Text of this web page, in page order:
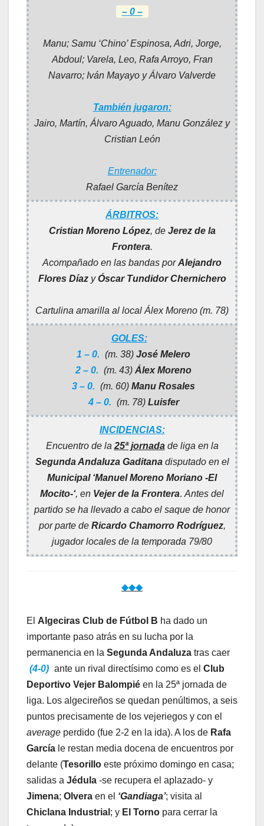
– 0 –
Manu; Samu ‘Chino’ Espinosa, Adri, Jorge,
Abdoul; Varela, Leo, Rafa Arroyo, Fran
Navarro; Iván Mayayo y Álvaro Valverde
También jugaron:
Jairo, Martín, Álvaro Aguado, Manu González y
Cristian León
Entrenador:
Rafael García Benítez
ÁRBITROS:
Cristian Moreno López, de Jerez de la
Frontera.
Acompañado en las bandas porAlejandro
Flores DíazyÓscar Tundidor Chernichero
Cartulina amarilla al local Álex Moreno (m. 78)
GOLES:
1 – 0. (m. 38) José Melero
2 – 0. (m. 43) Álex Moreno
3 – 0. (m. 60) Manu Rosales
4 – 0. (m. 78) Luisfer
INCIDENCIAS:
Encuentro de la 25ª jornadade liga en la
Segunda Andaluza Gaditanadisputado en el
Municipal ‘Manuel Moreno Moriano -El
Mocito-‘, en Vejer de la Frontera. Antes del
partido se ha llevado a cabo el saque de honor
por parte de Ricardo Chamorro Rodríguez,
jugador locales de la temporada 79/80
◆◆◆
El Algeciras Club de Fútbol B ha dado un
importante paso atrás en su lucha por la
permanencia en la Segunda Andaluza tras caer
(4-0) ante un rival directísimo como es el Club
Deportivo Vejer Balompié en la 25ª jornada de
liga. Los algecireños se quedan penúltimos, a seis
puntos precisamente de los vejeriegos y con el
average perdido (fue 2-2 en la ida). A los de Rafa
García le restan media docena de encuentros por
delante (Tesorillo este próximo domingo en casa;
salidas a Jédula -se recupera el aplazado- y
Jimena; Olvera en el ‘Gandiaga’; visita al
Chiclana Industrial ; y El Torno para cerrar la